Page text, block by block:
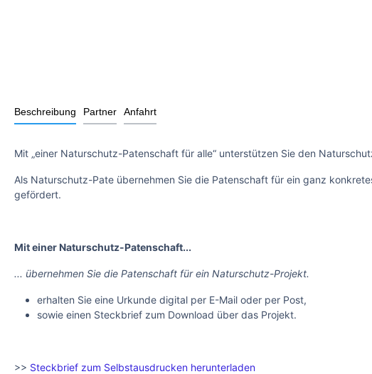
Beschreibung Partner Anfahrt
Mit „einer Naturschutz-Patenschaft für alle“ unterstützen Sie den
Als Naturschutz-Pate übernehmen Sie die Patenschaft für ein ganz
gefördert.
Mit einer Naturschutz-Patenschaft...
... übernehmen Sie die Patenschaft für ein Naturschutz-Projekt.
erhalten Sie eine Urkunde digital per E-Mail oder per Post,
sowie einen Steckbrief zum Download über das Projekt.
>> Steckbrief zum Selbstausdrucken herunterladen